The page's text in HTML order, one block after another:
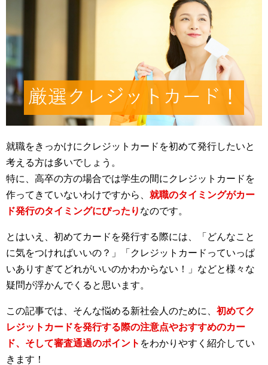
就職をきっかけにクレジットカードを初めて発行したいと
考える方は多いでしょう。
特に、高卒の方の場合では学生の間にクレジットカードを
作ってきていないわけですから、 就職のタイミングがカー
ド発行のタイミングにぴったり なのです。
とはいえ、初めてカードを発行する際には、「どんなこと
に気をつければいいの？」「クレジットカードっていっぱ
いありすぎてどれがいいのかわからない！」などと様々な
疑問が浮かんでくると思います。
この記事では、そんな悩める新社会人のために、 初めてク
レジットカードを発行する際の注意点やおすすめのカー
ド、そして審査通過のポイント をわかりやすく紹介してい
きます！